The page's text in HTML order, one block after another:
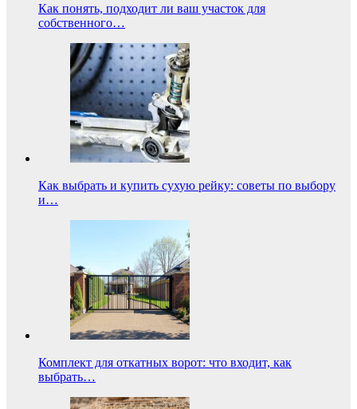
Как понять, подходит ли ваш участок для
собственного…
Как выбрать и купить сухую рейку: советы по выбору
и…
Комплект для откатных ворот: что входит, как
выбрать…